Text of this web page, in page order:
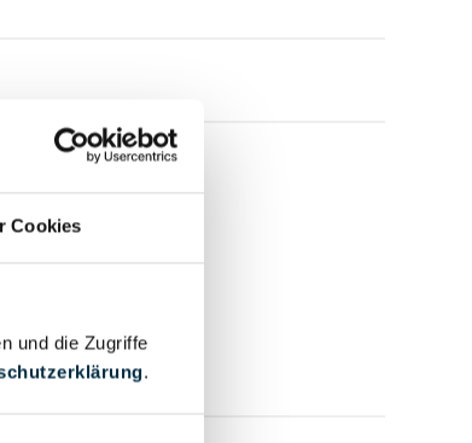
Cookies
und die Zugriffe
.